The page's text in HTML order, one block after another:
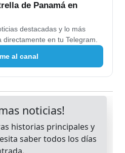
de Panamá en
destacadas y lo más
directamente en tu Telegram.
al canal